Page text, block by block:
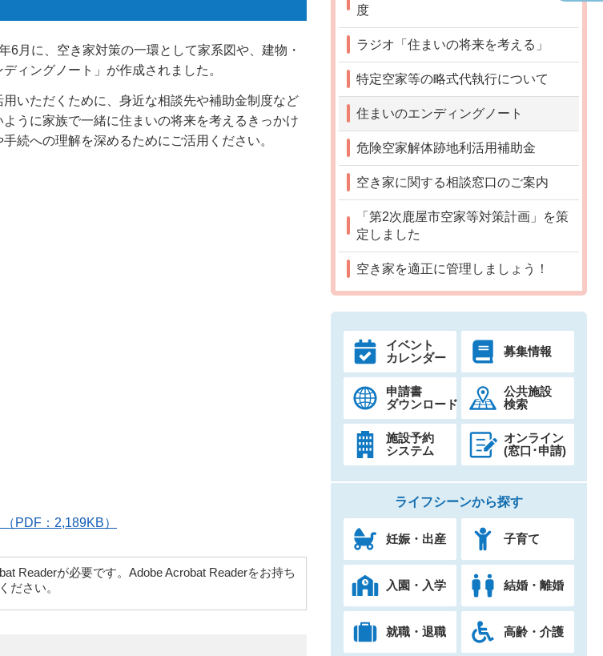
月に、空き家対策の一環として家系図や、建物・
ィングノート」が作成されました。
いただくために、身近な相談先や補助金制度など
うに家族で一緒に住まいの将来を考えるきっかけ
続への理解を深めるためにご活用ください。
PDF：2,189KB）
Readerが必要です。Adobe Acrobat Readerをお持ち
ださい。
度
ラジオ「住まいの将来を考える」
特定空家等の略式代執行について
住まいのエンディングノート
危険空家解体跡地利活用補助金
空き家に関する相談窓口のご案内
「第2次鹿屋市空家等対策計画」を策
定しました
空き家を適正に管理しましょう！
イベント
カレンダー
募集情報
申請書
ダウンロード
公共施設
検索
施設予約
システム
オンライン
(窓口･申請)
ライフシーンから探す
妊娠・出産 子育て
入園・入学 結婚・離婚
就職・退職 高齢・介護